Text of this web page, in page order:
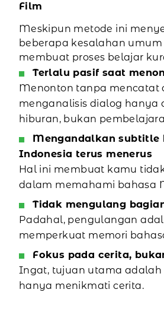
Film
Meskipun metode ini
beberapa kesalahan
membuat proses belajar
Terlalu pasif saat
Menonton tanpa mencatat
menganalisis dialog hanya
hiburan, bukan
Mengandalkan subtitle
Indonesia terus menerus
Hal ini membuat kamu
dalam memahami bahasa
Tidak mengulang
Padahal, pengulangan
memperkuat memori
Fokus pada cerita,
Ingat, tujuan utama adalah
hanya menikmati cerita.